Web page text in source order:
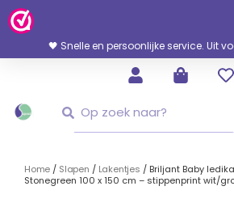
Ga
Naar
Inhoud
🖤 Snelle en persoonlijke service. Uit
Home / Slapen / Lakentjes / Briljant Baby
Stonegreen 100 x 150 cm – stippenprint wit/